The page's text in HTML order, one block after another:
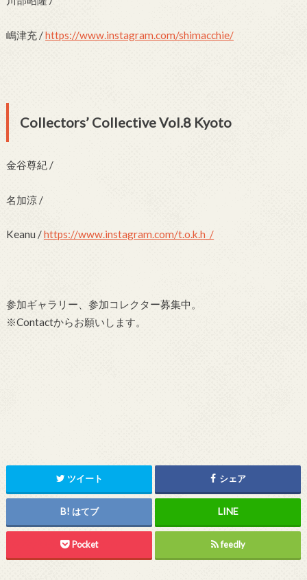
嶋津充 /https://www.instagram.com/shimacchie/
Collectors’ Collective Vol.8 Kyoto
金谷尊紀 /
名加涼 /
Keanu /https://www.instagram.com/t.o.k.h_/
参加ギャラリー、参加コレクター募集中。
※Contactからお願いします。
ツイート シェア
はてブ
Pocket feedly